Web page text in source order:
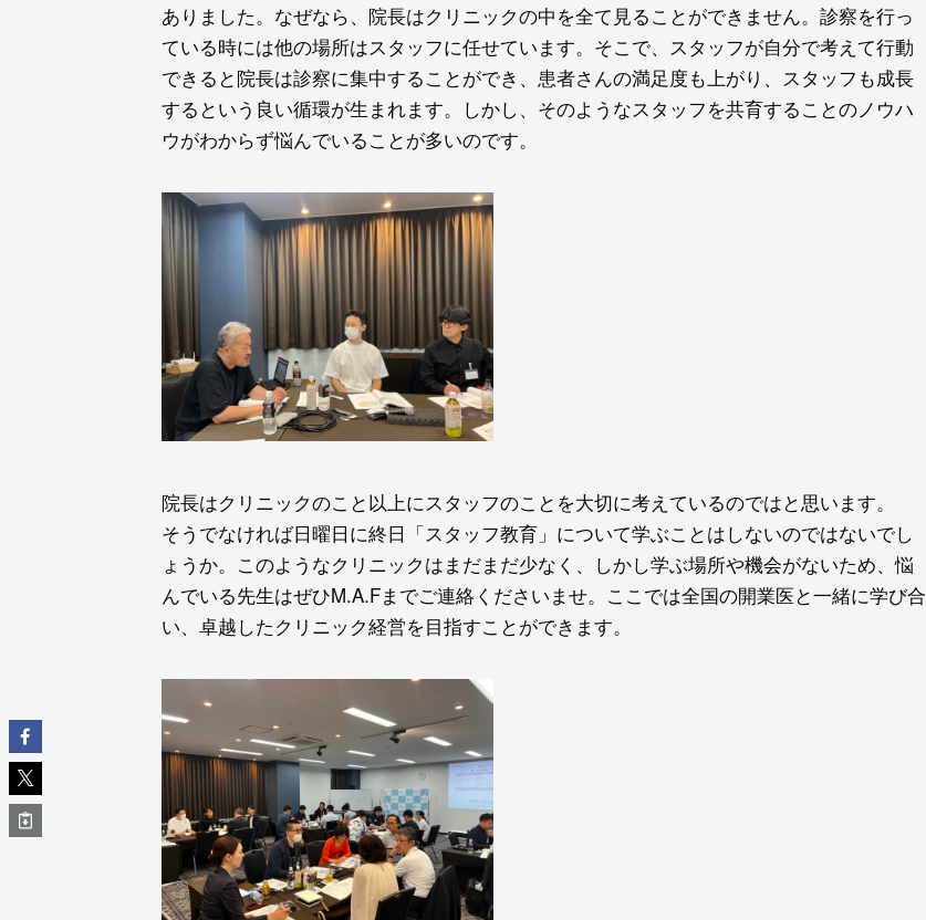
ありました。なぜなら、院長はクリニックの中を全て見ることができません。診察を行っ
ている時には他の場所はスタッフに任せています。そこで、スタッフが自分で考えて行動
できると院長は診察に集中することができ、患者さんの満足度も上がり、スタッフも成長
するという良い循環が生まれます。しかし、そのようなスタッフを共育することのノウハ
ウがわからず悩んでいることが多いのです。
院長はクリニックのこと以上にスタッフのことを大切に考えているのではと思います。
そうでなければ日曜日に終日「スタッフ教育」について学ぶことはしないのではないでし
ょうか。このようなクリニックはまだまだ少なく、しかし学ぶ場所や機会がないため、悩
んでいる先生はぜひM.A.Fまでご連絡くださいませ。ここでは全国の開業医と一緒に学び合
い、卓越したクリニック経営を目指すことができます。